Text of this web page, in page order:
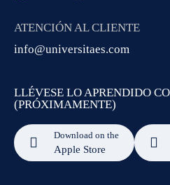
ATENCIÓN AL CLIENTE
info@universitaes.com
LLÉVESE LO APRENDIDO
(PRÓXIMAMENTE)
Download on the
Apple Store